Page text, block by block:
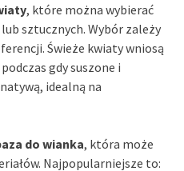
, które można wybierać
sztucznych. Wybór zależy
Świeże kwiaty wniosą
gdy suszone i
idealną na
do wianka, która może
Najpopularniejsze to: